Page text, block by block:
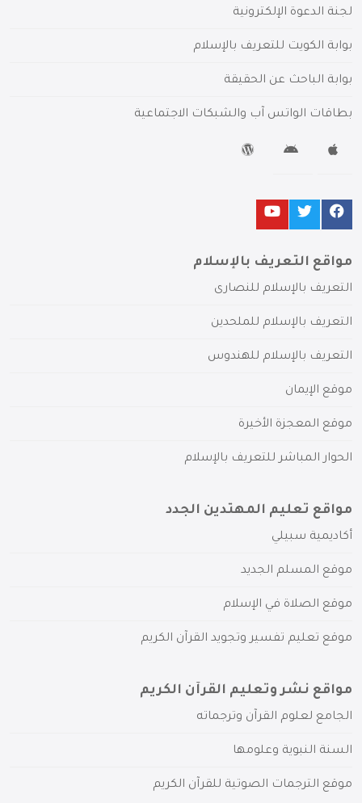
لجنة الدعوة الإلكترونية
بوابة الكويت للتعريف بالإسلام
بوابة الباحث عن الحقيقة
بطاقات الواتس آب والشبكات الاجتماعية
مواقع التعريف بالإسلام
التعريف بالإسلام للنصارى
التعريف بالإسلام للملحدين
التعريف بالإسلام للهندوس
موقع الإيمان
موقع المعجزة الأخيرة
الحوار المباشر للتعريف بالإسلام
مواقع تعليم المهتدين الجدد
أكاديمية سبيلي
موقع المسلم الجديد
موقع الصلاة في الإسلام
موقع تعليم تفسير وتجويد القرآن الكريم
مواقع نشر وتعليم القرآن الكريم
الجامع لعلوم القرآن وترجماته
السنة النبوية وعلومها
موقع الترجمات الصوتية للقرآن الكريم